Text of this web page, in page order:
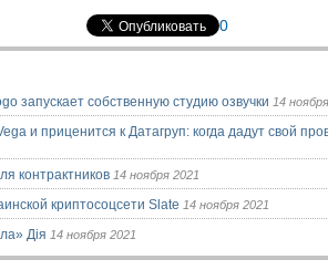
0
запускает собственную студию озвучки 14
и приценится к Датагруп: когда дадут свой
контрактников 14 ноября 2021
криптосоцсети Slate 14 ноября 2021
Дія 14 ноября 2021